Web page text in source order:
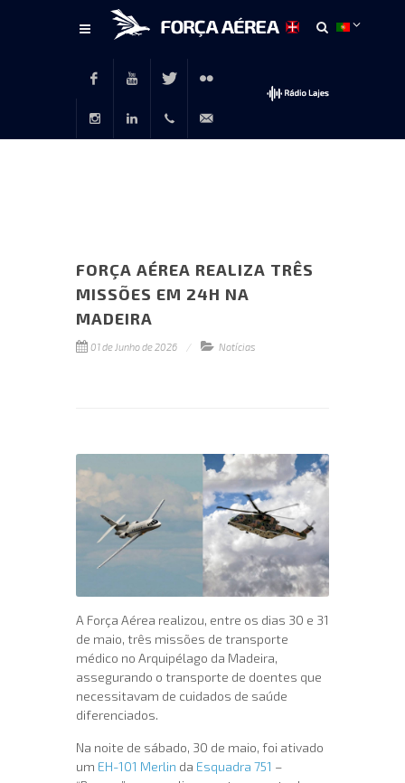
FacebookYoutubeTwitter Flickr
FORÇA AÉREA REALIZA TRÊS
MISSÕES EM 24H NA
MADEIRA
01 de Junho de 2026 Notícias
A Força Aérea realizou, entre os dias 30 e 31
de maio, três missões de transporte
médico no Arquipélago da Madeira,
assegurando o transporte de doentes que
necessitavam de cuidados de saúde
diferenciados.
Na noite de sábado, 30 de maio, foi ativado
um EH-101 Merlin da Esquadra 751 –